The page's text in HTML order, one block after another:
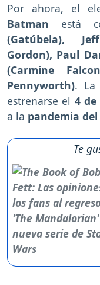
Por ahora, el
Batman está
(Gatúbela),
Gordon), Paul
(Carmine
Pennyworth). La
estrenarse el 4 de
a la pandemia
Te